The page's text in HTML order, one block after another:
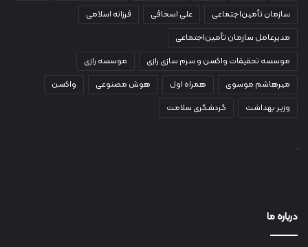
سازمان تأمین‌اجتماعی
علی اسحاقی
فرزانه اسلامی
مدیرعامل سازمان تأمین‌اجتماعی
موسسه تحقیقات واکسن و سرم سازی رازی
موسسه رازی
میرهاشم موسوی
همراه اول هوش مصنوعی
واکسن
وزیر بهداشت
گردشگری سلامت
درباره ما